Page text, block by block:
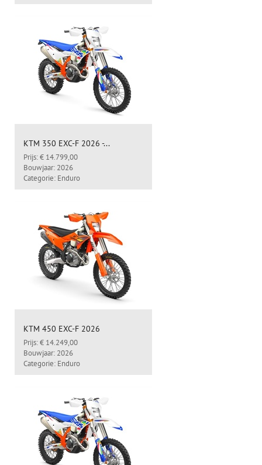
KTM 350 EXC-F 2026 -...
Prijs: € 14.799,00
Bouwjaar: 2026
Categorie: Enduro
KTM 450 EXC-F 2026
Prijs: € 14.249,00
Bouwjaar: 2026
Categorie: Enduro